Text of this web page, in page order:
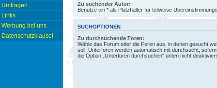
Umfragen
Links
Werbung bei uns
Datenschutzklausel
Zu suchender Autor:
Benutze ein * als Platzhalter für teilweise
SUCHOPTIONEN
Zu durchsuchende Foren:
Wähle das Forum oder die Foren aus, in denen gesucht
soll. Unterforen werden automatisch mit durchsucht,
die Option „Unterforen durchsuchen“ unten nicht